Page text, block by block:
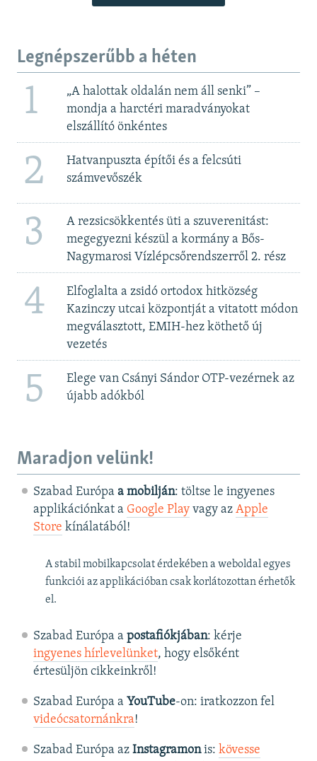
Legnépszerűbb a héten
1
„A halottak oldalán nem áll senki” –
mondja a harctéri maradványokat
elszállító önkéntes
2
Hatvanpuszta építői és a felcsúti
számvevőszék
3
A rezsicsökkentés üti a szuverenitást:
megegyezni készül a kormány a Bős-
Nagymarosi Vízlépcsőrendszerről 2. rész
4
Elfoglalta a zsidó ortodox hitközség
Kazinczy utcai központját a vitatott módon
megválasztott, EMIH-hez köthető új
vezetés
5
Elege van Csányi Sándor OTP-vezérnek az
újabb adókból
Maradjon velünk!
Szabad Európa a mobilján: töltse le ingyenes
applikációnkat a Google Playvagy az Apple
Store kínálatából!
A stabil mobilkapcsolat érdekében a weboldal egyes
funkciói az applikációban csak korlátozottan érhetők
el.
Szabad Európa a postafiókjában: kérje
ingyenes hírlevelünket, hogy elsőként
értesüljön cikkeinkről!
Szabad Európa a YouTube-on: iratkozzon fel
videócsatornánkra!
Szabad Európa az Instagramonis: kövesse